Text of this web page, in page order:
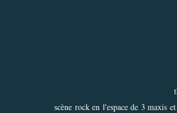
scène rock en l'espace de 3 maxis